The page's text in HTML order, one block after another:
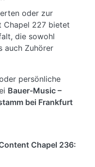
oder zur
Chapel 227 bietet
die sowohl
auch Zuhörer
persönliche
Bauer-Music –
bei Frankfurt
Chapel 236: